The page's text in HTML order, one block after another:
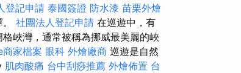
登記申請 泰國簽證 防水漆 苗栗外燴
社團法人登記申請 在巡遊中，有
峽灣，通常被稱為挪威最美麗的峽
家檔案 眼科 外燴廠商 巡遊是自然
肌肉酸痛 台中刮痧推薦 外燴佈置 台